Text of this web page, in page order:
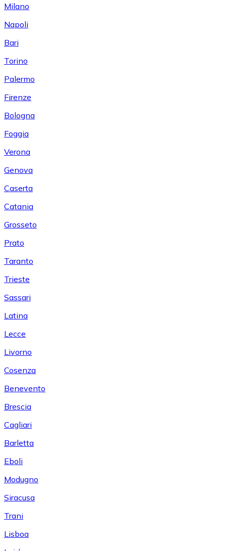
Milano
Napoli
Bari
Torino
Palermo
Firenze
Bologna
Foggia
Verona
Genova
Caserta
Catania
Grosseto
Prato
Taranto
Trieste
Sassari
Latina
Lecce
Livorno
Cosenza
Benevento
Brescia
Cagliari
Barletta
Eboli
Modugno
Siracusa
Trani
Lisboa